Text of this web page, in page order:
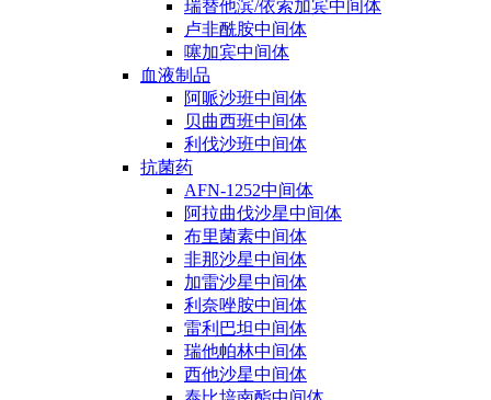
瑞替他滨/依索加宾中间体
卢非酰胺中间体
噻加宾中间体
血液制品
阿哌沙班中间体
贝曲西班中间体
利伐沙班中间体
抗菌药
AFN-1252中间体
阿拉曲伐沙星中间体
布里菌素中间体
非那沙星中间体
加雷沙星中间体
利奈唑胺中间体
雷利巴坦中间体
瑞他帕林中间体
西他沙星中间体